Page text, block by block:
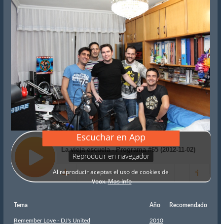
Tema Año Recomendado
Remember Love - DJ's United 2010